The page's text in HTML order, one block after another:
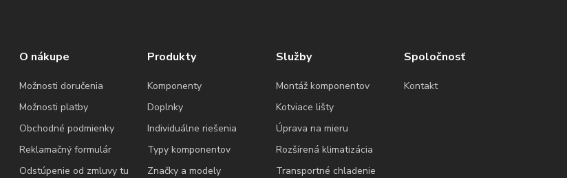
O nákupe
Možnosti doručenia
Možnosti platby
Obchodné podmienky
Reklamačný formulár
Odstúpenie od zmluvy tu
Produkty
Komponenty
Doplnky
Individuálne riešenia
Typy komponentov
Značky a modely
Služby
Montáž komponentov
Kotviace lišty
Úprava na mieru
Rozšírená klimatizácia
Transportné chladenie
Spoločnosť
Kontakt